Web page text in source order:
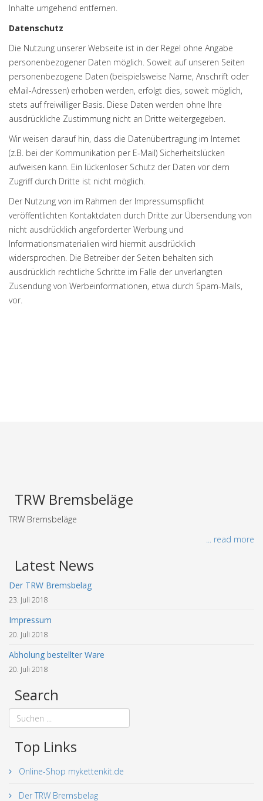
Inhalte umgehend entfernen.
Datenschutz
Die Nutzung unserer Webseite ist in der Regel ohne Angabe
personenbezogener Daten möglich. Soweit auf unseren Seiten
personenbezogene Daten (beispielsweise Name, Anschrift oder
eMail-Adressen) erhoben werden, erfolgt dies, soweit möglich,
stets auf freiwilliger Basis. Diese Daten werden ohne Ihre
ausdrückliche Zustimmung nicht an Dritte weitergegeben.
Wir weisen darauf hin, dass die Datenübertragung im Internet
(z.B. bei der Kommunikation per E-Mail) Sicherheitslücken
aufweisen kann. Ein lückenloser Schutz der Daten vor dem
Zugriff durch Dritte ist nicht möglich.
Der Nutzung von im Rahmen der Impressumspflicht
veröffentlichten Kontaktdaten durch Dritte zur Übersendung von
nicht ausdrücklich angeforderter Werbung und
Informationsmaterialien wird hiermit ausdrücklich
widersprochen. Die Betreiber der Seiten behalten sich
ausdrücklich rechtliche Schritte im Falle der unverlangten
Zusendung von Werbeinformationen, etwa durch Spam-Mails,
vor.
TRW Bremsbeläge
TRW Bremsbeläge
... read more
Latest News
Der TRW Bremsbelag
23. Juli 2018
Impressum
20. Juli 2018
Abholung bestellter Ware
20. Juli 2018
Search
Top Links
Online-Shop mykettenkit.de
Der TRW Bremsbelag